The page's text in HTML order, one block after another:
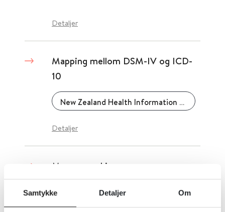
Samtykke Detaljer Om
Detaljer
Mapping mellom DSM-IV og ICD-
10
New Zealand Health Information Service
Detaljer
Mayo søvnskjema
Haukeland Universitetssykehus